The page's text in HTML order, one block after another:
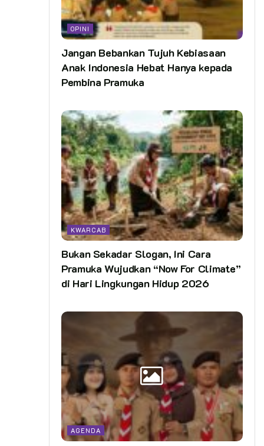
OPINI
Jangan Bebankan Tujuh Kebiasaan
Anak Indonesia Hebat Hanya kepada
Pembina Pramuka
KWARCAB
Bukan Sekadar Slogan, Ini Cara
Pramuka Wujudkan “Now For Climate”
di Hari Lingkungan Hidup 2026
AGENDA